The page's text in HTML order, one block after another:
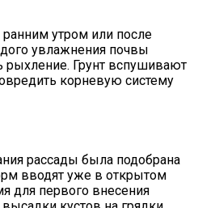
утром или после
увлажнения почвы
рыхление. Грунт вспушивают
корневую систему
рассады была подобрана
вводят уже в открытом
для первого внесения